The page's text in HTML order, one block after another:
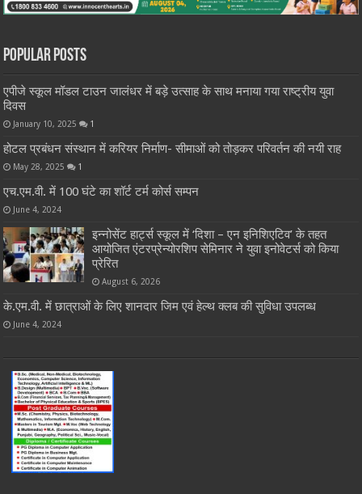
Popular Posts
एपीजे स्कूल मॉडल टाउन जालंधर में बड़े उत्साह के साथ मनाया गया राष्ट्रीय युवा
दिवस
January 10, 2025 1
होटल प्रबंधन संस्थान में करियर निर्माण- सीमाओं को तोड़कर परिवर्तन की नयी राह
May 28, 2025 1
एच.एम.वी. में 100 घंटे का शॉर्ट टर्म कोर्स सम्पन
June 4, 2024
इन्नोसेंट हार्ट्स स्कूल में ‘दिशा – एन इनिशिएटिव’ के तहत
आयोजित एंटरप्रेन्योरशिप सेमिनार ने युवा इनोवेटर्स को किया
प्रेरित
August 6, 2026
के.एम.वी. में छात्राओं के लिए शानदार जिम एवं हेल्थ क्लब की सुविधा उपलब्ध
June 4, 2024